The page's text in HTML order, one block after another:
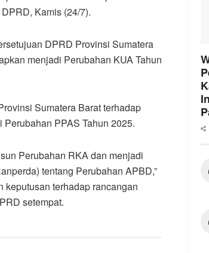
Kamis (24/7).
DPRD Provinsi Sumatera
menjadi Perubahan KUA Tahun
Sumatera Barat terhadap
PPAS Tahun 2025.
Perubahan RKA dan menjadi
tentang Perubahan APBD,”
keputusan terhadap rancangan
setempat.